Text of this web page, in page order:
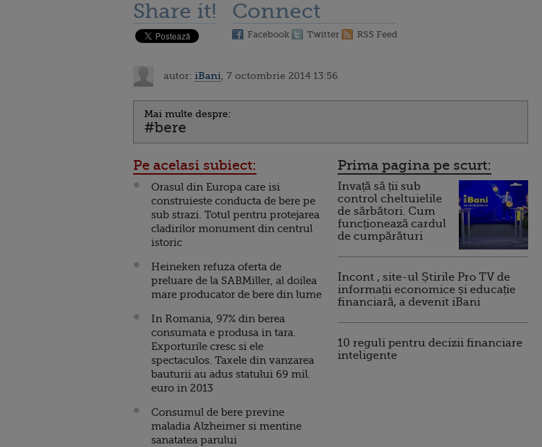
Share it! Connect
Facebook Twitter RSS Feed
autor: iBani , 7 octombrie 2014 13:56
Mai multe despre:
#bere
Pe acelasi subiect:
Orasul din Europa care isi
construieste conducta de bere pe
sub strazi. Totul pentru protejarea
cladirilor monument din centrul
istoric
Heineken refuza oferta de
preluare de la SABMiller, al doilea
mare producator de bere din lume
In Romania, 97% din berea
consumata e produsa in tara.
Exporturile cresc si ele
spectaculos. Taxele din vanzarea
bauturii au adus statului 69 mil.
euro in 2013
Consumul de bere previne
maladia Alzheimer si mentine
sanatatea parului
Prima pagina pe scurt:
Invață să ții sub
control cheltuielile
de sărbători. Cum
funcționează cardul
de cumpărături
Incont , site-ul Știrile Pro TV de
informații economice și educație
financiară, a devenit iBani
10 reguli pentru decizii financiare
inteligente